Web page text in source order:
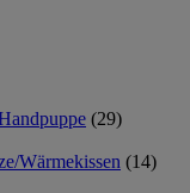
(29)
Wärmekissen (14)